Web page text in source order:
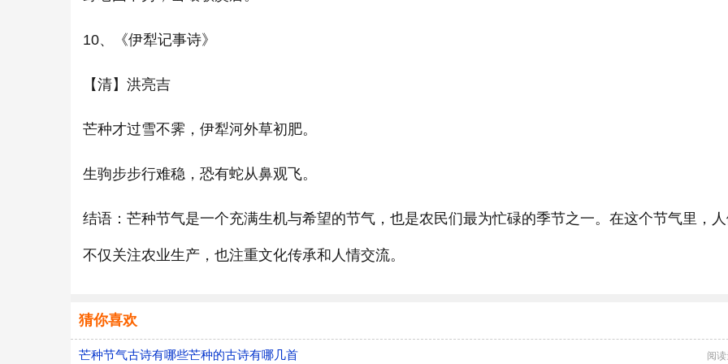
10、《伊犁记事诗》
【清】洪亮吉
芒种才过雪不霁，伊犁河外草初肥。
生驹步步行难稳，恐有蛇从鼻观飞。
结语：芒种节气是一个充满生机与希望的节气，也是农民们最为忙碌的季节之一。在这个节气里，人
不仅关注农业生产，也注重文化传承和人情交流。
猜你喜欢
芒种节气古诗有哪些芒种的古诗有哪几首 阅